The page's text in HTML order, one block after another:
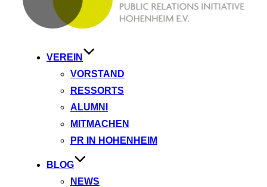
VEREIN
VORSTAND
RESSORTS
ALUMNI
MITMACHEN
PR IN HOHENHEIM
BLOG
NEWS